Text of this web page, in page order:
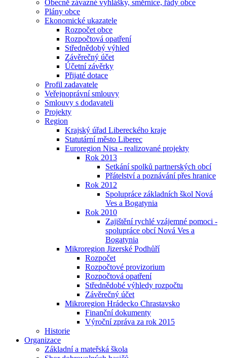
Obecně závazné vyhlášky, směrnice, řády obce
Plány obce
Ekonomické ukazatele
Rozpočet obce
Rozpočtová opatření
Střednědobý výhled
Závěrečný účet
Účetní závěrky
Přijaté dotace
Profil zadavatele
Veřejnoprávní smlouvy
Smlouvy s dodavateli
Projekty
Region
Krajský úřad Libereckého kraje
Statutární město Liberec
Euroregion Nisa - realizované projekty
Rok 2013
Setkání spolků partnerských obcí
Přátelství a poznávání přes hranice
Rok 2012
Spolupráce základních škol Nová
Ves a Bogatynia
Rok 2010
Zajištění rychlé vzájemné pomoci -
spolupráce obcí Nová Ves a
Bogatynia
Mikroregion Jizerské Podhůří
Rozpočet
Rozpočtové provizorium
Rozpočtová opatření
Střednědobé výhledy rozpočtu
Závěrečný účet
Mikroregion Hrádecko Chrastavsko
Finanční dokumenty
Výroční zpráva za rok 2015
Historie
Organizace
Základní a mateřská škola